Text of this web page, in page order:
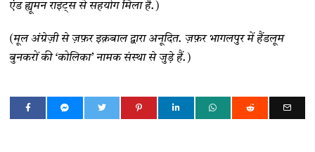
एंड ह्यूमन राइट्स से सहयोग मिला है.)
(मूल अंग्रेज़ी से ज़फ़र इक़बाल द्वारा अनूदित. ज़फ़र भागलपुर में हैंडलूम
बुनकरों की ‘कोलिका’ नामक संस्था से जुड़े हैं.)